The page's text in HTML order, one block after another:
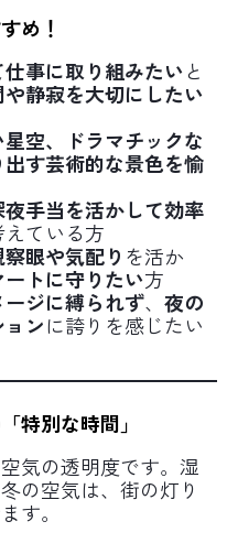
め！
事に取り組みたいと
静寂を大切にしたい
空、ドラマチックな
出す芸術的な景色を愉
夜手当を活かして効率
えている方
眼や気配り を活か
トに守りたい方
ージに縛られず、 夜の
ンに誇りを感じたい
特別な時間」
気の透明度です。湿
の空気は、街の灯り
す。